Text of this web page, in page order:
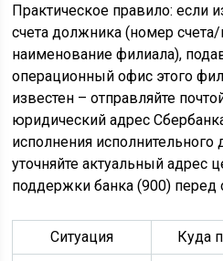
Практическое правило: если
счета должника (номер
наименование филиала),
операционный офис этого
известен – отправляйте
юридический адрес
исполнения исполнительного
уточняйте актуальный адрес
поддержки банка (900) перед
Ситуация Куда